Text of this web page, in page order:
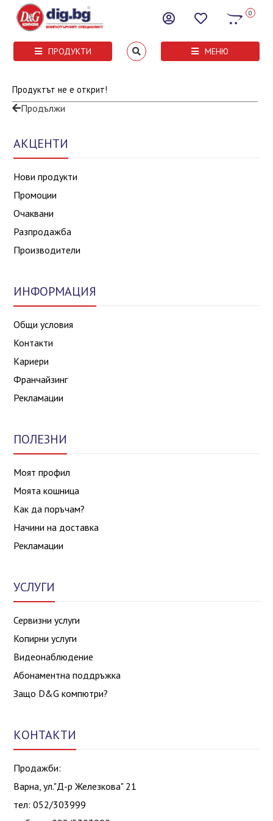
0
ПРОДУКТИ МЕНЮ
Продуктът не е открит!
Продължи
АКЦЕНТИ
Нови продукти
Промоции
Очаквани
Разпродажба
Производители
ИНФОРМАЦИЯ
Общи условия
Контакти
Кариери
Франчайзинг
Рекламации
ПОЛЕЗНИ
Моят профил
Моята кошница
Как да поръчам?
Начини на доставка
Рекламации
УСЛУГИ
Сервизни услуги
Копирни услуги
Видеонаблюдение
Абонаментна поддръжка
Защо D&G компютри?
КОНТАКТИ
Продажби:
Варна, ул."Д-р Железкова" 21
тел: 052/303999